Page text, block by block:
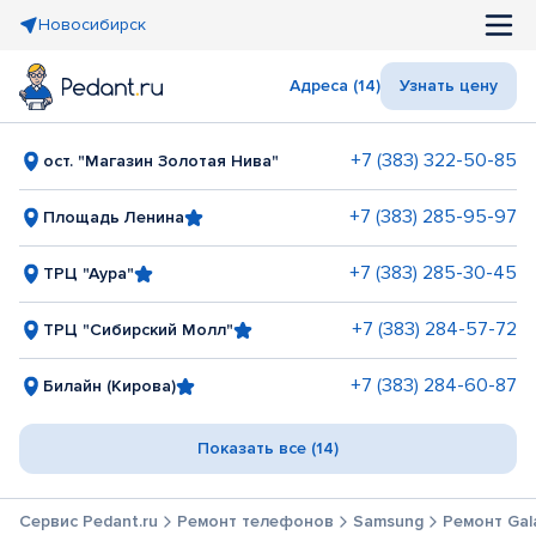
Новосибирск
Адреса (14) Узнать цену
ост. "Магазин Золотая Нива" +7 (383) 322-50-85
Площадь Ленина +7 (383) 285-95-97
ТРЦ "Аура" +7 (383) 285-30-45
ТРЦ "Сибирский Молл" +7 (383) 284-57-72
Билайн (Кирова) +7 (383) 284-60-87
Показать все (14)
Сервис Pedant.ru Ремонт телефонов Samsung Ремонт